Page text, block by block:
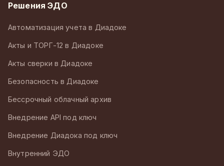
Решения ЭДО
Автоматизация учета в Диадоке
Акты и ТОРГ-12 в Диадоке
Акты сверки в Диадоке
Безопасность в Диадоке
Бессрочный облачный архив
Внедрение API под ключ
Внедрение Диадока под ключ
Внутренний ЭДО